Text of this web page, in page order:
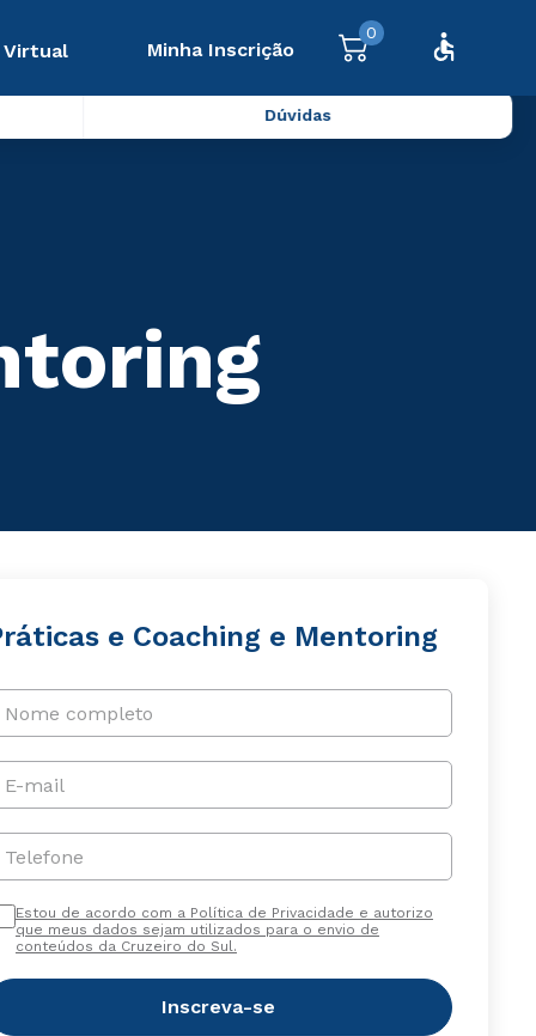
Virtual Minha Inscrição
0
Dúvidas
e Coaching e Mentoring
Nome completo
E-mail
Telefone
Estou de acordo com a Política de Privacidade e autorizo
que meus dados sejam utilizados para o envio de
conteúdos da Cruzeiro do Sul.
Inscreva-se